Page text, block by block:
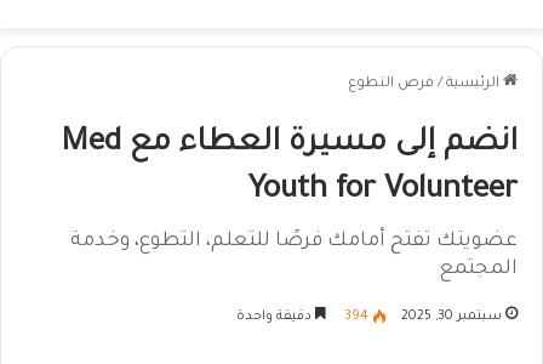
الرئيسية / فرص التطوع
انضم إلى مسيرة العطاء مع Med
Youth for Volunteer
عضويتك تفتح أمامك فرصًا للتعلم، التطوع، وخدمة
المجتمع
سبتمبر 30, 2025 394 دقيقة واحدة